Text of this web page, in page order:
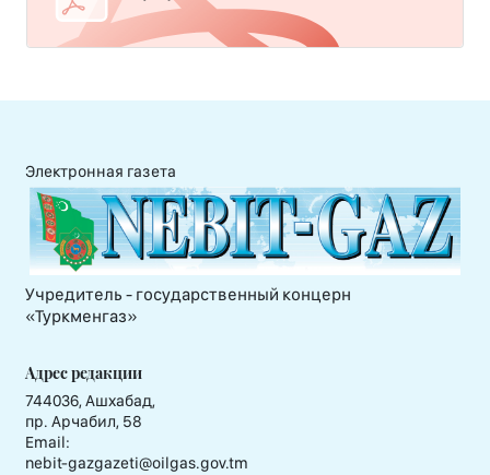
Электронная газета
Учредитель - государственный концерн
«Туркменгаз»
Адрес редакции
744036, Ашхабад,
пр. Арчабил, 58
Email:
nebit-gazgazeti@oilgas.gov.tm